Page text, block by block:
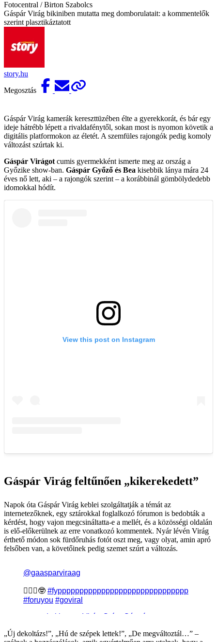
Fotocentral / Birton Szabolcs
Gáspár Virág bikiniben mutatta meg domborulatait: a kommentelők
szerint plasztikáztatott
story.hu
Megosztás
Gáspár Virág kamerák kereszttüzében élte a gyerekkorát, és bár egy
ideje hátrébb lépett a rivaldafénytől, sokan most is nyomon követik a
digitális platformokon az életét. A szemfüles rajongók pedig komoly
változást szúrtak ki.
Gáspár Virágot cumis gyermekként ismerte meg az ország a
Győzike show-ban. Gáspár Győző és Bea kisebbik lánya mára 24
éves nő lett, aki – a rajongók szerint – a korábbinál gömbölydedebb
idomokkal hódít.
Gáspár Virág feltűnően „kikerekedett”
Napok óta Gáspár Virág keblei szolgáltatják a témát az
internetezőknek, egy sztárokkal foglalkozó fórumon is bedobták a
kérdést, hogy vajon megcsináltatta-e a mellét, és a közösségi oldalán
is elő-előkerülnek az erre vonatkozó kommentek. Nyár lévén Virág
érthető módon sok fürdőruhás fotót oszt meg, vagy olyat, amin apró
felsőben van, a követőinek pedig szemet szúrt a változás.
„Új dekoltázs!”, „Hú de szépek lettek!”, „De megváltoztál…” –